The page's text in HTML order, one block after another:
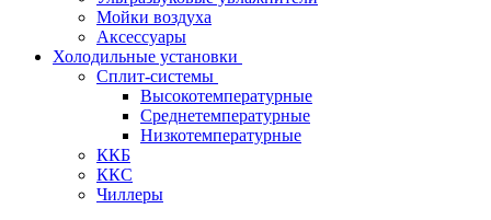
Мойки воздуха
Аксессуары
Холодильные установки
Сплит-системы
Высокотемпературные
Среднетемпературные
Низкотемпературные
ККБ
ККС
Чиллеры